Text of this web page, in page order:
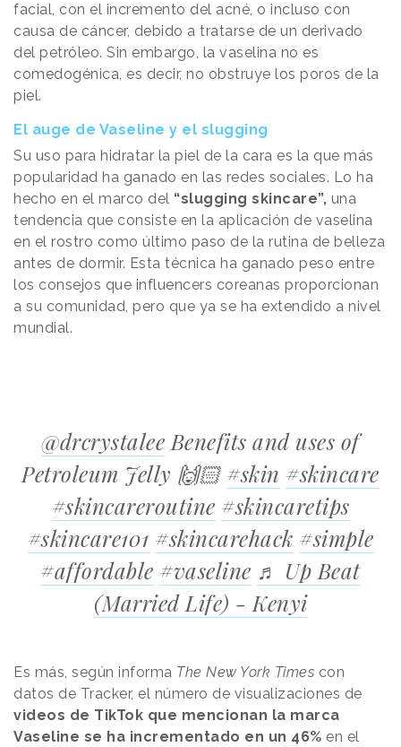
facial, con el incremento del acné, o incluso con
causa de cáncer, debido a tratarse de un derivado
del petróleo. Sin embargo, la vaselina no es
comedogénica, es decir, no obstruye los poros de la
piel.
El auge de Vaseline y el slugging
Su uso para hidratar la piel de la cara es la que más
popularidad ha ganado en las redes sociales. Lo ha
hecho en el marco del “slugging skincare”, una
tendencia que consiste en la aplicación de vaselina
en el rostro como último paso de la rutina de belleza
antes de dormir. Esta técnica ha ganado peso entre
los consejos que influencers coreanas proporcionan
a su comunidad, pero que ya se ha extendido a nivel
mundial.
@drcrystaleeBenefits and uses of
Petroleum Jelly 🙌🏻 #skin #skincare
#skincareroutine #skincaretips
#skincare101 #skincarehack #simple
#affordable #vaseline ♬ Up Beat
(Married Life) - Kenyi
Es más, según informa The New York Times con
datos de Tracker, el número de visualizaciones de
videos de TikTok que mencionan la marca
Vaseline se ha incrementado en un 46% en el